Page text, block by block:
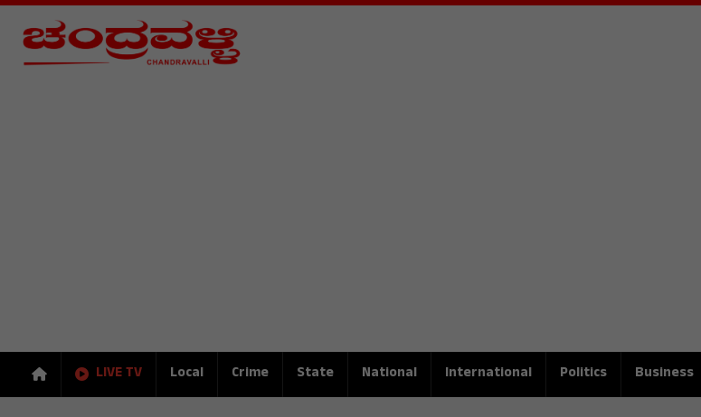
LIVE TV Local Crime State National International Politics Business